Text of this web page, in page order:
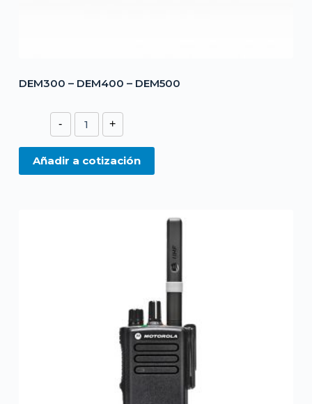
DEM300 – DEM400 – DEM500
-
DEM300
–
+
Añadir a cotización